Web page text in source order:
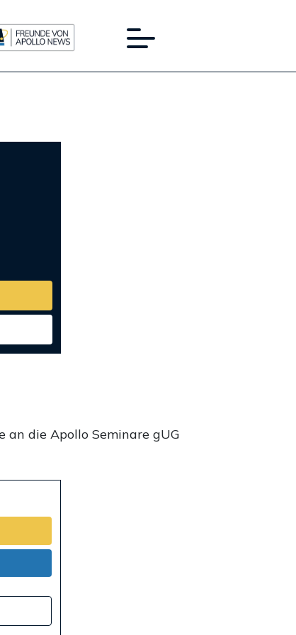
an die Apollo Seminare gUG